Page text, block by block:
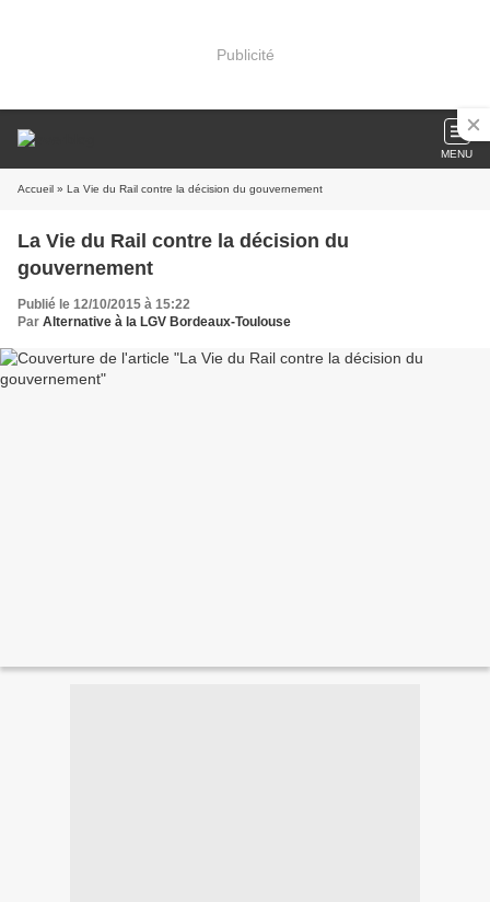
Publicité
MENU
Accueil » La Vie du Rail contre la décision du gouvernement
La Vie du Rail contre la décision du
gouvernement
Publié le 12/10/2015 à 15:22
Par Alternative à la LGV Bordeaux-Toulouse